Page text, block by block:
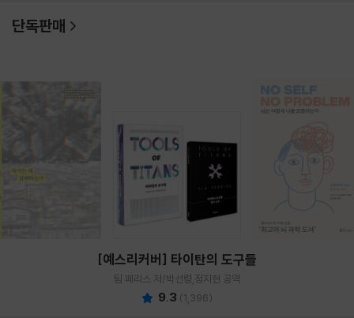
단독판매
[예스리커버] 타이탄의 도구들
팀 페리스 저/박선령,정지현 공역
9.3 (1,396)